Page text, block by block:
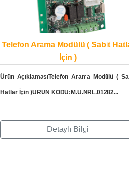
Telefon Arama Modülü ( Sabit
İçin )
Ürün AçıklamasıTelefon Arama Modülü (
Hatlar İçin )ÜRÜN KODU:M.U.NRL.01282...
Detaylı Bilgi